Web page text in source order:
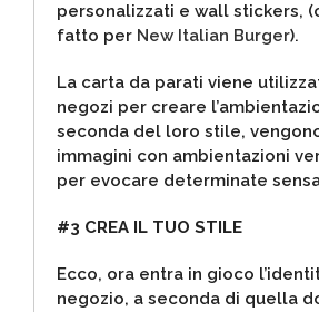
personalizzati e wall stickers,
fatto per New Italian Burger).
La carta da parati viene
negozi per creare
seconda del loro stile,
immagini con ambientazioni
per evocare determinate
#3 CREA IL TUO STILE
Ecco, ora entra in gioco
negozio, a seconda di quella